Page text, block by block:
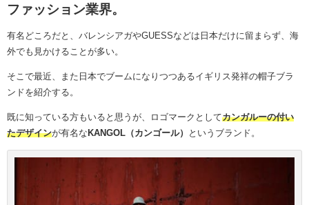
ファッション業界。
有名どころだと、バレンシアガやGUESSなどは日本だけに留まらず、海
外でも見かけることが多い。
そこで最近、また日本でブームになりつつあるイギリス発祥の帽子ブラ
ンドを紹介する。
既に知っている方もいると思うが、 ロゴマークとしてカンガルーの付い
たデザインが有名な KANGOL（カンゴール） というブランド。